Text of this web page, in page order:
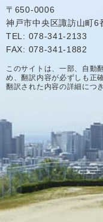
〒650-0006
神戸市中央区諏訪山町6
TEL: 078-341-2133
FAX: 078-341-1882
このサイトは、一部、自動
め、翻訳内容が必ずしも正
翻訳された内容の詳細につ